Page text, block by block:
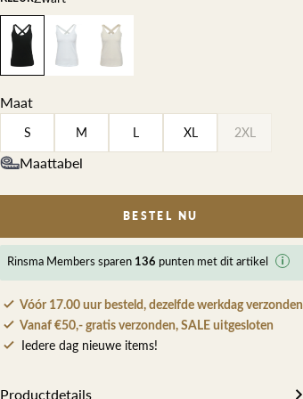
Maat
S M L XL 2XL
Maattabel
BESTEL NU
Rinsma Members sparen 136 punten met dit artikel
Vóór 17.00 uur besteld, dezelfde werkdag verzonden
Vanaf €50,- gratis verzonden, SALE uitgesloten
Iedere dag nieuwe items!
Productdetails